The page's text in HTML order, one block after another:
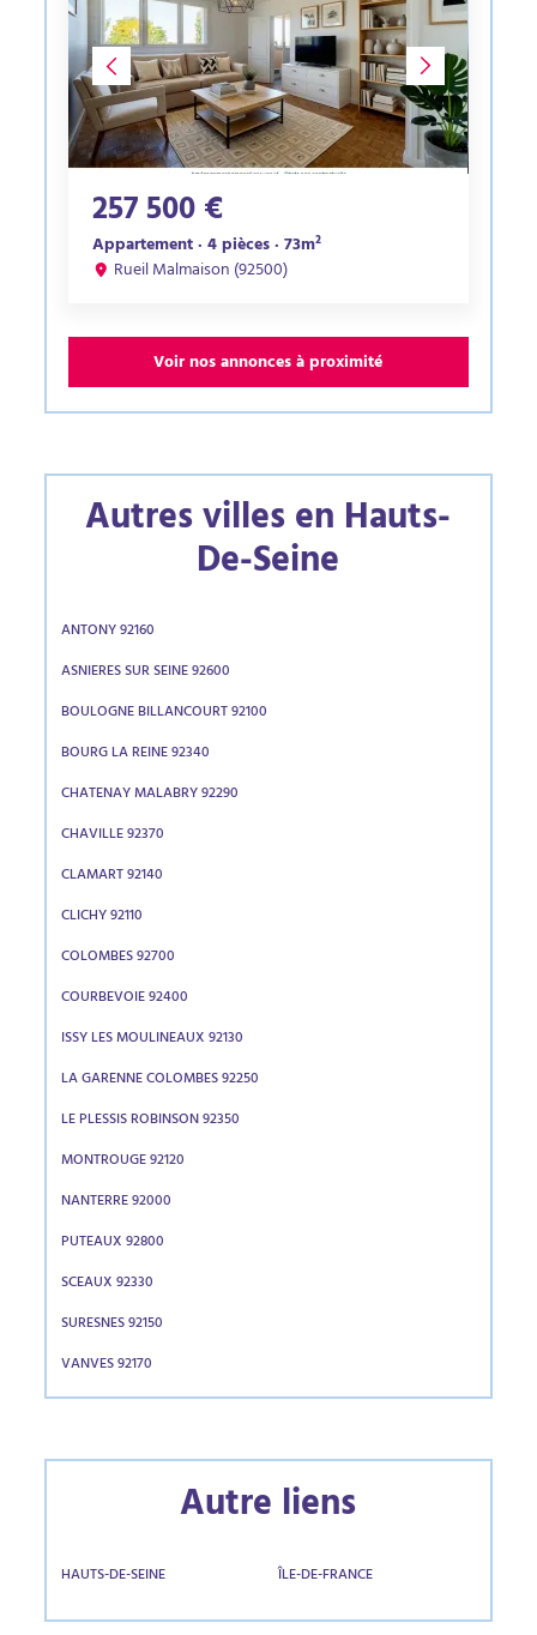
257 500 €
Appartement · 4 pièces · 73m²
Rueil Malmaison (92500)
Voir nos annonces à proximité
Autres villes en Hauts-
De-Seine
ANTONY 92160
ASNIERES SUR SEINE 92600
BOULOGNE BILLANCOURT 92100
BOURG LA REINE 92340
CHATENAY MALABRY 92290
CHAVILLE 92370
CLAMART 92140
CLICHY 92110
COLOMBES 92700
COURBEVOIE 92400
ISSY LES MOULINEAUX 92130
LA GARENNE COLOMBES 92250
LE PLESSIS ROBINSON 92350
MONTROUGE 92120
NANTERRE 92000
PUTEAUX 92800
SCEAUX 92330
SURESNES 92150
VANVES 92170
Autre liens
HAUTS-DE-SEINE ÎLE-DE-FRANCE